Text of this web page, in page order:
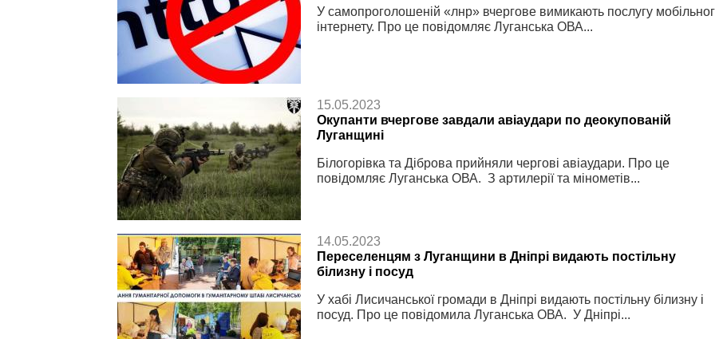
У самопроголошеній «лнр» вчергове вимикають послугу
інтернету. Про це повідомляє Луганська ОВА...
15.05.2023
Окупанти вчергове завдали авіаудари по деокупованій
Луганщині
Білогорівка та Діброва прийняли чергові авіаудари. Про це
повідомляє Луганська ОВА. З артилерії та мінометів...
14.05.2023
Переселенцям з Луганщини в Дніпрі видають постільну
білизну і посуд
У хабі Лисичанської громади в Дніпрі видають постільну білизну і
посуд. Про це повідомила Луганська ОВА. У Дніпрі...